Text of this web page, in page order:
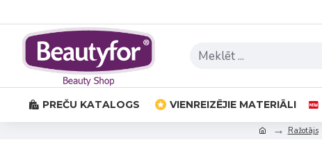
PREČU KATALOGS VIENREIZĒJIE MATERIĀLI
Ražotājs